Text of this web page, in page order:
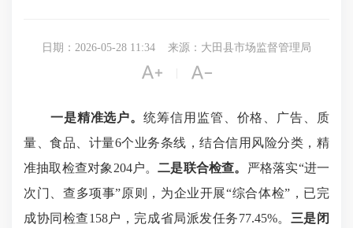
日期：2026-05-28 11:34 来源：大田县市场监督管理局
 
一是精准选户。统筹信用监管、价格、广告、质
量、食品、计量6个业务条线，结合信用风险分类，精
准抽取检查对象204户。二是联合检查。 严格落实“进一
次门、查多项事”原则，为企业开展“综合体检”，已完
成协同检查158户，完成省局派发任务77.45%。 三是闭